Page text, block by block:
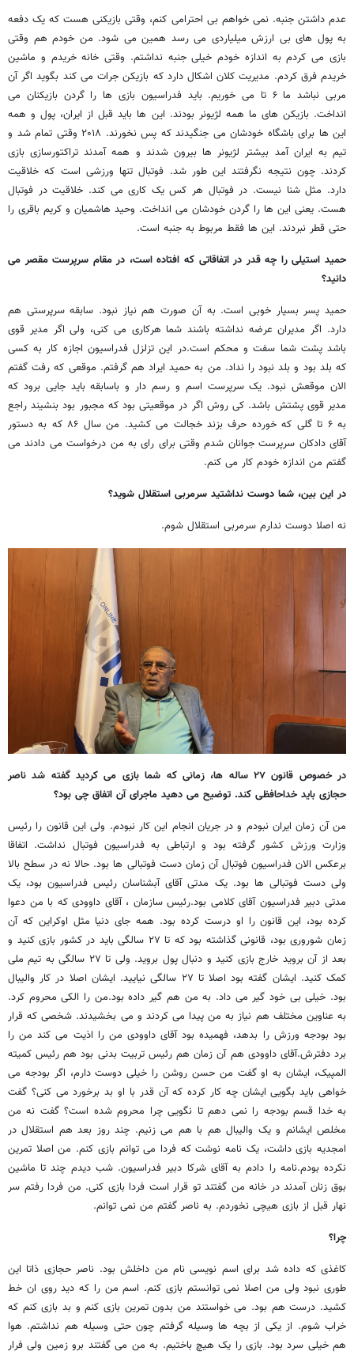
عدم داشتن جنبه. نمی خواهم بی احترامی کنم، وقتی بازیکنی هست که یک دفعه
به پول های بی ارزش میلیاردی می رسد همین می شود. من خودم هم وقتی
بازی می کردم به اندازه خودم خیلی جنبه نداشتم. وقتی خانه خریدم و ماشین
خریدم فرق کردم. مدیریت کلان اشکال دارد که بازیکن جرات می کند بگوید اگر آن
مربی نباشد ما ۶ تا می خوریم. باید فدراسیون بازی ها را گردن بازیکنان می
انداخت. بازیکن های ما همه لژیونر بودند. این ها باید قبل از ایران، پول و همه
این ها برای باشگاه خودشان می جنگیدند که پس نخورند. ۲۰۱۸ وقتی تمام شد و
تیم به ایران آمد بیشتر لژیونر ها بیرون شدند و همه آمدند تراکتورسازی بازی
کردند. چون نتیجه نگرفتند این طور شد. فوتبال تنها ورزشی است که خلاقیت
دارد. مثل شنا نیست. در فوتبال هر کس یک کاری می کند. خلاقیت در فوتبال
هست. یعنی این ها را گردن خودشان می انداخت. وحید هاشمیان و کریم باقری را
حتی قطر نبردند. این ها فقط مربوط به جنبه است.
حمید استیلی را چه قدر در اتفاقاتی که افتاده است، در مقام سرپرست مقصر می
دانید؟
حمید پسر بسیار خوبی است. به آن صورت هم نیاز نبود. سابقه سرپرستی هم
دارد. اگر مدیران عرضه نداشته باشند شما هرکاری می کنی، ولی اگر مدیر قوی
باشد پشت شما سفت و محکم است.در این تزلزل فدراسیون اجازه کار به کسی
که بلد بود و بلد نبود را نداد. من به حمید ایراد هم گرفتم. موقعی که رفت گفتم
الان موقعش نبود. یک سرپرست اسم و رسم دار و باسابقه باید جایی برود که
مدیر قوی پشتش باشد. کی روش اگر در موقعیتی بود که مجبور بود بنشیند راجع
به ۶ تا گلی که خورده حرف بزند خجالت می کشید. من سال ۸۶ که به دستور
آقای دادکان سرپرست جوانان شدم وقتی برای رای به من درخواست می دادند می
گفتم من اندازه خودم کار می کنم.
در این بین، شما دوست نداشتید سرمربی استقلال شوید؟
نه اصلا دوست ندارم سرمربی استقلال شوم.
در خصوص قانون ۲۷ ساله ها، زمانی که شما بازی می کردید گفته شد ناصر
حجازی باید خداحافظی کند. توضیح می دهید ماجرای آن اتفاق چی بود؟
من آن زمان ایران نبودم و در جریان انجام این کار نبودم. ولی این قانون را رئیس
وزارت ورزش کشور گرفته بود و ارتباطی به فدراسیون فوتبال نداشت. اتفاقا
برعکس الان فدراسیون فوتبال آن زمان دست فوتبالی ها بود. حالا نه در سطح بالا
ولی دست فوتبالی ها بود. یک مدتی آقای آبشناسان رئیس فدراسیون بود، یک
مدتی دبیر فدراسیون آقای کلامی بود.رئیس سازمان ، آقای داوودی که با من دعوا
کرده بود، این قانون را او درست کرده بود. همه جای دنیا مثل اوکراین که آن
زمان شوروری بود، قانونی گذاشته بود که تا ۲۷ سالگی باید در کشور بازی کنید و
بعد از آن بروید خارج بازی کنید و دنبال پول بروید. ولی تا ۲۷ سالگی به تیم ملی
کمک کنید. ایشان گفته بود اصلا تا ۲۷ سالگی نیایید. ایشان اصلا در کار والیبال
بود. خیلی بی خود گیر می داد. به من هم گیر داده بود.من را الکی محروم کرد.
به عناوین مختلف هم نیاز به من پیدا می کردند و می بخشیدند. شخصی که قرار
بود بودجه ورزش را بدهد، فهمیده بود آقای داوودی من را اذیت می کند من را
برد دفترش.آقای داوودی هم آن زمان هم رئیس تربیت بدنی بود هم رئیس کمیته
المپیک، ایشان به او گفت من حسن روشن را خیلی دوست دارم، اگر بودجه می
خواهی باید بگویی ایشان چه کار کرده که آن قدر با او بد برخورد می کنی؟ گفت
به خدا قسم بودجه را نمی دهم تا نگویی چرا محروم شده است؟ گفت نه من
مخلص ایشانم و یک والیبال هم با هم می زنیم. چند روز بعد هم استقلال در
امجدیه بازی داشت، یک نامه نوشت که فردا می توانم بازی کنم. من اصلا تمرین
نکرده بودم.نامه را دادم به آقای شرکا دبیر فدراسیون. شب دیدم چند تا ماشین
بوق زنان آمدند در خانه من گفتند تو قرار است فردا بازی کنی. من فردا رفتم سر
نهار قبل از بازی هیچی نخوردم. به ناصر گفتم من نمی توانم.
چرا؟
کاغذی که داده شد برای اسم نویسی نام من داخلش بود. ناصر حجازی ذاتا این
طوری نبود ولی من اصلا نمی توانستم بازی کنم. اسم من را که دید روی ان خط
کشید. درست هم بود. می خواستند من بدون تمرین بازی کنم و بد بازی کنم که
خراب شوم. از یکی از بچه ها وسیله گرفتم چون حتی وسیله هم نداشتم. هوا
هم خیلی سرد بود. بازی را یک هیچ باختیم. به من می گفتند برو زمین ولی فرار